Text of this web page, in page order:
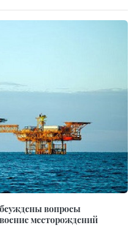
вопросы
месторождений